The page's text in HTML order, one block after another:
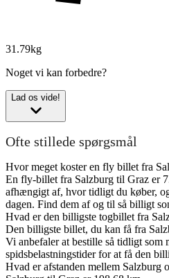
31.79kg
Noget vi kan forbedre?
Lad os vide!
Ofte stillede spørgsmål
Hvor meget koster en fly billet fra
En fly-billet fra Salzburg til Graz er
afhængigt af, hvor tidligt du køber,
dagen. Find dem af og til så billigt
Hvad er den billigste togbillet fra
Den billigste billet, du kan få fra
Vi anbefaler at bestille så tidligt som
spidsbelastningstider for at få den
Hvad er afstanden mellem Salzburg